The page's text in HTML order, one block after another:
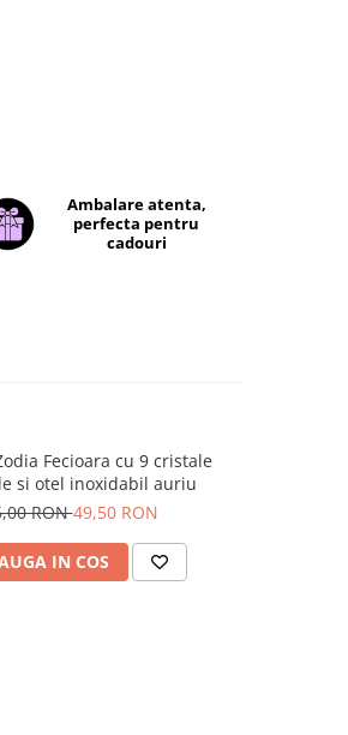
Ambalare atenta,
perfecta pentru
cadouri
Fecioara cu 9 cristale
si otel inoxidabil auriu
RON49,50 RON
IN COS